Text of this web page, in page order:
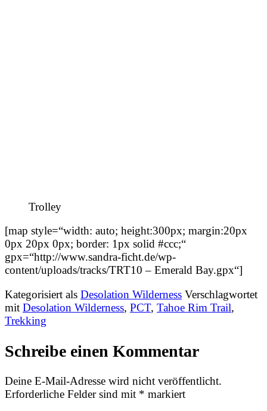
Trolley
[map style=“width: auto; height:300px; margin:20px
0px 20px 0px; border: 1px solid #ccc;“
gpx=“http://www.sandra-ficht.de/wp-
content/uploads/tracks/TRT10 – Emerald Bay.gpx“]
Kategorisiert als Desolation Wilderness Verschlagwortet
mit Desolation Wilderness, PCT, Tahoe Rim Trail,
Trekking
Schreibe einen Kommentar
Deine E-Mail-Adresse wird nicht veröffentlicht.
Erforderliche Felder sind mit * markiert